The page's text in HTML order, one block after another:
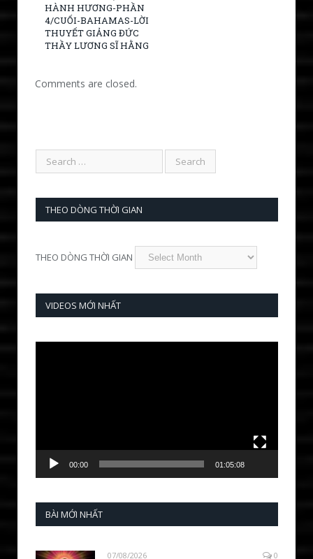
HÀNH HƯƠNG-PHẦN
4/CUỐI-BAHAMAS-LỜI
THUYẾT GIẢNG ĐỨC
THẦY LƯƠNG SĨ HẰNG
Comments are closed.
THEO DÒNG THỜI GIAN
THEO DÒNG THỜI GIAN
VIDEOS MỚI NHẤT
00:00 01:05:08
BÀI MỚI NHẤT
07/08/2026 0